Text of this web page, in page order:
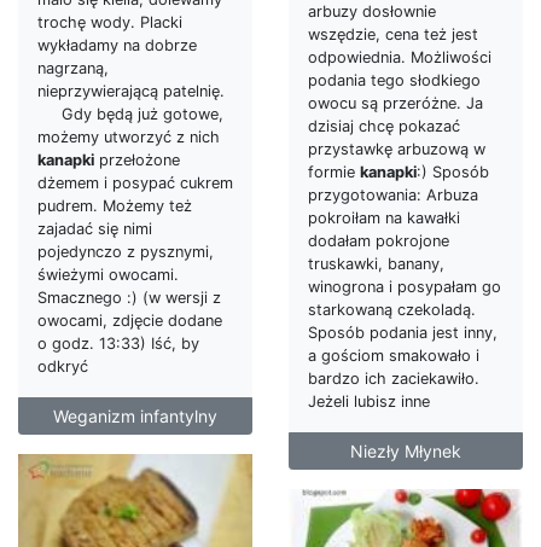
trochę wody. Placki
wykładamy na dobrze
nagrzaną,
nieprzywierającą patelnię.
Gdy będą już gotowe,
możemy utworzyć z nich
kanapki przełożone
dżemem i posypać cukrem
pudrem. Możemy też
zajadać się nimi
pojedynczo z pysznymi,
świeżymi owocami.
Smacznego :) (w wersji z
owocami, zdjęcie dodane
o godz. 13:33) Iść, by
odkryć
Weganizm infantylny
arbuzy dosłownie
wszędzie, cena też jest
odpowiednia. Możliwości
podania tego słodkiego
owocu są przeróżne. Ja
dzisiaj chcę pokazać
przystawkę arbuzową w
formie kanapki:) Sposób
przygotowania: Arbuza
pokroiłam na kawałki
dodałam pokrojone
truskawki, banany,
winogrona i posypałam go
starkowaną czekoladą.
Sposób podania jest inny,
a gościom smakowało i
bardzo ich zaciekawiło.
Jeżeli lubisz inne
Niezły Młynek